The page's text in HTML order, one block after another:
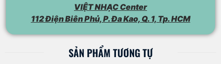
VIỆT NHẠC Center
112 Điện Biên Phủ, P. Đa Kao, Q. 1, Tp. HCM
SẢN PHẨM TƯƠNG TỰ